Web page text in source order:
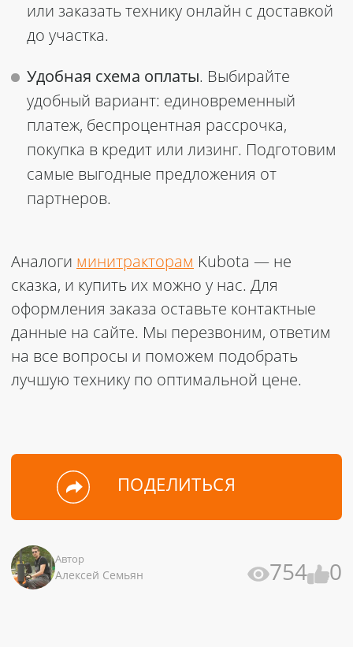
или заказать технику онлайн с доставкой
до участка.
Удобная схема оплаты. Выбирайте
удобный вариант: единовременный
платеж, беспроцентная рассрочка,
покупка в кредит или лизинг. Подготовим
самые выгодные предложения от
партнеров.
Аналоги минитракторам Kubota — не
сказка, и купить их можно у нас. Для
оформления заказа оставьте контактные
данные на сайте. Мы перезвоним, ответим
на все вопросы и поможем подобрать
лучшую технику по оптимальной цене.
ПОДЕЛИТЬСЯ
Автор
Алексей Семьян 754 0